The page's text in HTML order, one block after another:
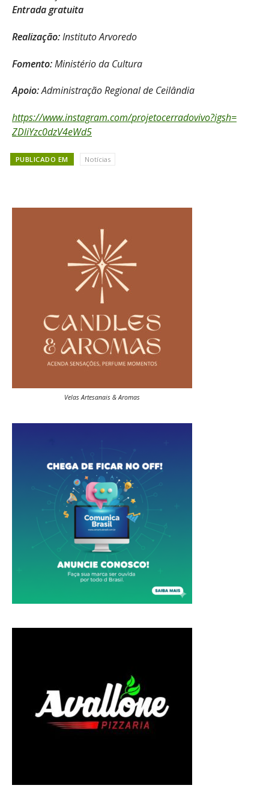
Entrada gratuita
Realização:Instituto Arvoredo
Fomento:Ministério da Cultura
Apoio:Administração Regional de Ceilândia
https://www.instagram.com/projetocerradovivo?igsh=
ZDliYzc0dzV4eWd5
PUBLICADO EM Notícias
Velas Artesanais & Aromas